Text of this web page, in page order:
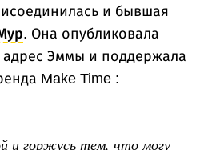
и бывшая
. Она опубликовала
Эммы и поддержала
Make Time :
и горжусь тем, что могу